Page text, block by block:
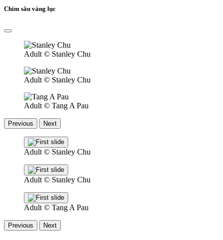
Chim sâu vàng lục
Adult © Stanley Chu
Adult © Stanley Chu
Adult © Tang A Pau
Previous Next
Adult © Stanley Chu
Adult © Stanley Chu
Adult © Tang A Pau
Previous Next